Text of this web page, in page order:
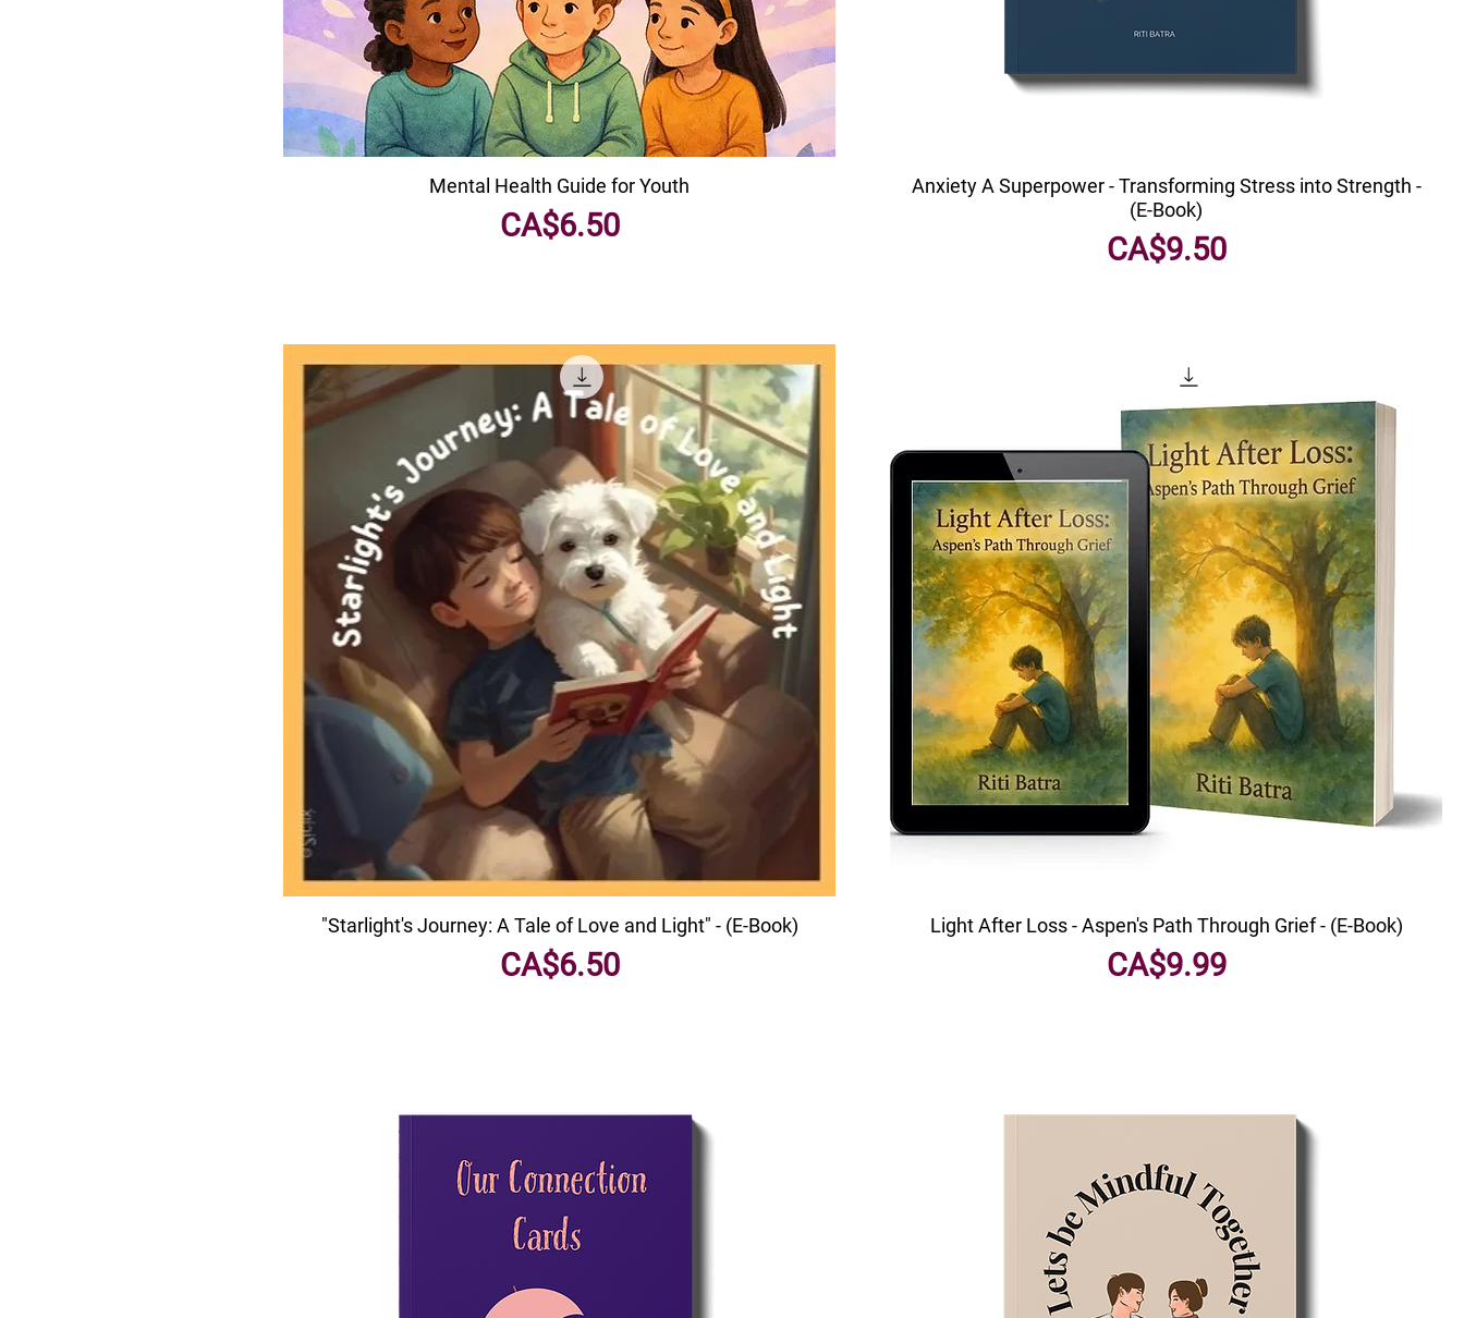
Mental Health Guide for Youth
मूल्य
CA$6.50
Anxiety A Superpower - Transforming Stress into Strength -
(E-Book)
मूल्य
CA$9.50
"Starlight's Journey: A Tale of Love and Light" - (E-Book)
मूल्य
CA$6.50
Light After Loss - Aspen's Path Through Grief - (E-Book)
मूल्य
CA$9.99